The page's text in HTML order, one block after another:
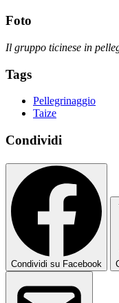
Foto
Il gruppo ticinese in
Tags
Pellegrinaggio
Taize
Condividi
Condividi su Facebook